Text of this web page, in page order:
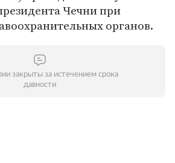
Чечни при
органов.
закрыты за истечением срока
давности